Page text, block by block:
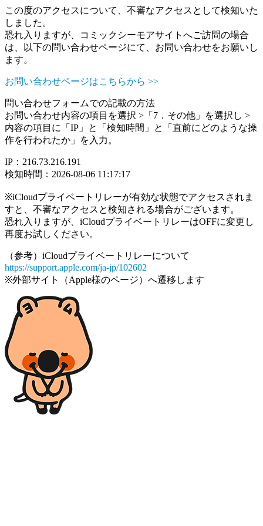
この度のアクセスについて、不審なアクセスとして検知いた
しました。
恐れ入りますが、コミックシーモアサイトへご訪問の場合
は、以下の問い合わせページにて、お問い合わせをお願いし
ます。
お問い合わせページはこちらから >>
問い合わせフォームでの記載の方法
お問い合わせ内容の項目を選択 >「7．その他」を選択し >
内容の項目に「IP」と「検知時間」と「直前にどのような操
作を行われたか」を入力。
IP：216.73.216.191
検知時間：2026-08-06 11:17:17
※iCloudプライベートリレーが有効な状態でアクセスされま
すと、不審なアクセスと検知される場合がございます。
恐れ入りますが、iCloudプライベートリレーはOFFに変更し
再度お試しください。
（参考）iCloudプライベートリレーについて
https://support.apple.com/ja-jp/102602
※外部サイト（Apple様のページ）へ遷移します